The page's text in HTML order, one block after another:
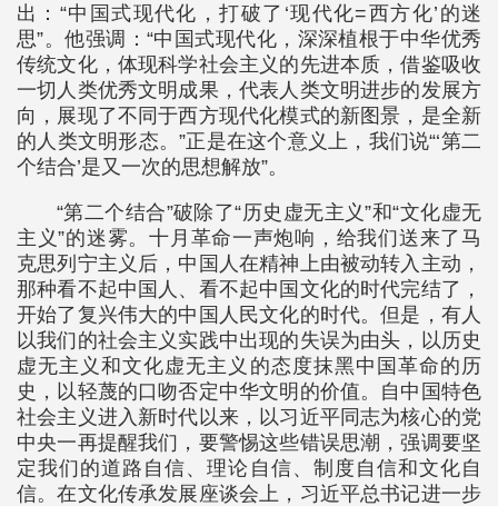
出：“中国式现代化，打破了‘现代化=西方化’的迷
思”。他强调：“中国式现代化，深深植根于中华优秀
传统文化，体现科学社会主义的先进本质，借鉴吸收
一切人类优秀文明成果，代表人类文明进步的发展方
向，展现了不同于西方现代化模式的新图景，是全新
的人类文明形态。”正是在这个意义上，我们说“‘第二
个结合’是又一次的思想解放”。
“第二个结合”破除了“历史虚无主义”和“文化虚无
主义”的迷雾。十月革命一声炮响，给我们送来了马
克思列宁主义后，中国人在精神上由被动转入主动，
那种看不起中国人、看不起中国文化的时代完结了，
开始了复兴伟大的中国人民文化的时代。但是，有人
以我们的社会主义实践中出现的失误为由头，以历史
虚无主义和文化虚无主义的态度抹黑中国革命的历
史，以轻蔑的口吻否定中华文明的价值。自中国特色
社会主义进入新时代以来，以习近平同志为核心的党
中央一再提醒我们，要警惕这些错误思潮，强调要坚
定我们的道路自信、理论自信、制度自信和文化自
信。在文化传承发展座谈会上，习近平总书记进一步